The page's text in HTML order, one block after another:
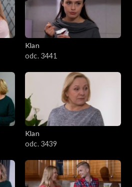
Klan
odc. 3441
Klan
odc. 3439